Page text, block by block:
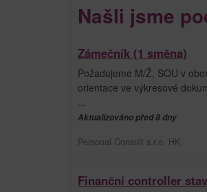
Našli jsme
Zámečník (1 směna)
Požadujeme M/Ž, SOU v
orientace ve výkresové
Aktualizováno před 8 dny
Personal Consult s.r.o. HK
Finanční controller